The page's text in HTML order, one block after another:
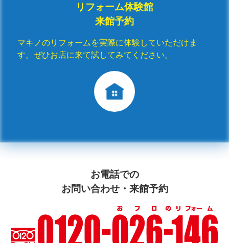
リフォーム体験館
来館予約
マキノのリフォームを実際に体験していただけま
す。ぜひお店に来て試してみてください。
お電話での
お問い合わせ・来館予約